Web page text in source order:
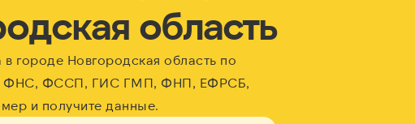
область
городе Новгородская область по
ФНС, ФССП, ГИС ГМП, ФНП, ЕФРСБ,
и получите данные.